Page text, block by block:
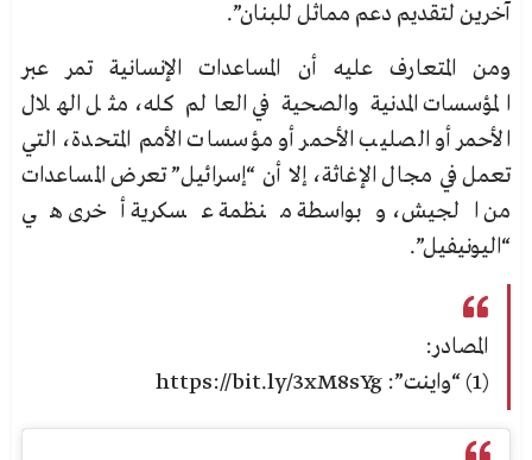
آخرين لتقديم دعم مماثل للبنان”.
ومن المتعارف عليه أن المساعدات الإنسانية تمر عبر
المؤسسات المدنية والصحية في العالم كله، مثل الهلال
الأحمر أو الصليب الأحمر أو مؤسسات الأمم المتحدة، التي
تعمل في مجال الإغاثة، إلا أن “إسرائيل” تعرض المساعدات
من الجيش، وبواسطة منظمة عسكرية أخرى هي
“اليونيفيل”.
المصادر:
(1) “واينت”: https://bit.ly/3xM8sYg